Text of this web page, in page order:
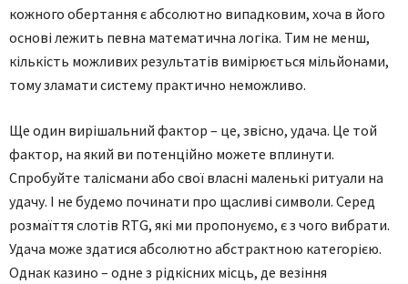
кожного обертання є абсолютно випадковим, хоча в його
основі лежить певна математична логіка. Тим не менш,
кількість можливих результатів вимірюється мільйонами,
тому зламати систему практично неможливо.
Ще один вирішальний фактор – це, звісно, удача. Це той
фактор, на який ви потенційно можете вплинути.
Спробуйте талісмани або свої власні маленькі ритуали на
удачу. І не будемо починати про щасливі символи. Серед
розмаїття слотів RTG, які ми пропонуємо, є з чого вибрати.
Удача може здатися абсолютно абстрактною категорією.
Однак казино – одне з рідкісних місць, де везіння